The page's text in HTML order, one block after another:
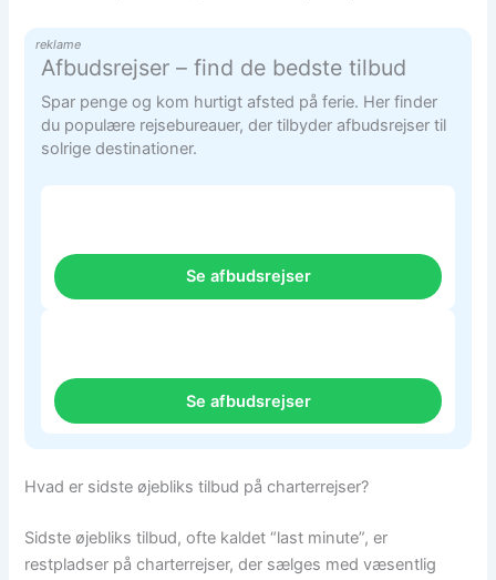
reklame
Afbudsrejser – find de bedste tilbud
Spar penge og kom hurtigt afsted på ferie. Her finder
du populære rejsebureauer, der tilbyder afbudsrejser til
solrige destinationer.
Se afbudsrejser
Se afbudsrejser
Hvad er sidste øjebliks tilbud på charterrejser?
Sidste øjebliks tilbud, ofte kaldet “last minute”, er
restpladser på charterrejser, der sælges med væsentlig